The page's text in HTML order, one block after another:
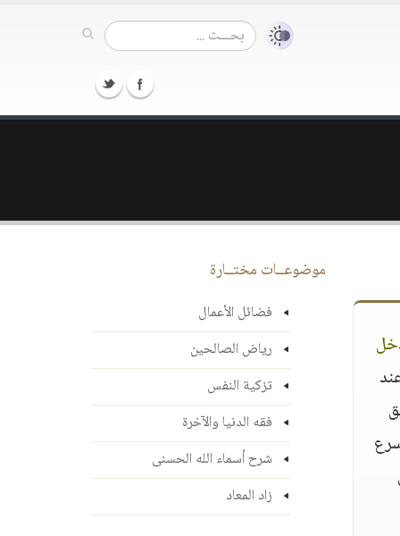
موضوعــات مختــارة
فضائل الأعمال
رياض الصالحين
تزكية النفس
فقه الدنيا والآخرة
شرح أسماء الله الحسنى
زاد المعاد